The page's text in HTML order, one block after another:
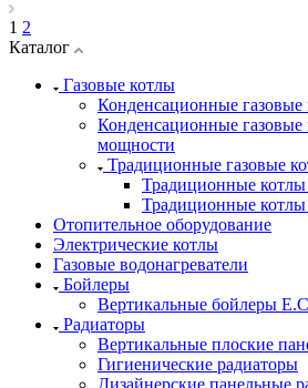
1 2
Каталог
Газовые котлы
Конденсационные газовые
Конденсационные
мощности
Традиционные газовые
Традиционные
Традиционные котлы
Отопительное оборудование
Электрические котлы
Газовые водонагреватели
Бойлеры
Вертикальные бойлеры
Радиаторы
Вертикальные плоские
Гигиенические радиаторы
Дизайнерские панельные